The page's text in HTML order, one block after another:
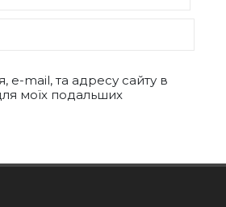
e-mail, та адресу сайту в
моїх подальших